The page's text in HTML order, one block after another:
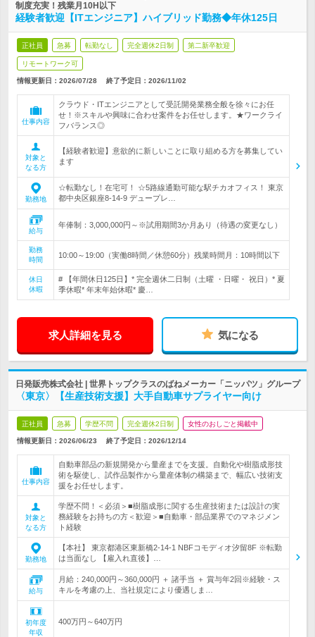
制度充実！残業月10H以下
経験者歓迎【ITエンジニア】ハイブリッド勤務◆年休125日
正社員 急募 転勤なし 完全週休2日制 第二新卒歓迎
リモートワーク可
情報更新日：2026/07/28 終了予定日： 2026/11/02
仕事内容
クラウド・ITエンジニアとして受託開発業務全般を徐々にお任
せ！※スキルや興味に合わせ案件をお任せします。★ワークライ
フバランス◎
対象と
なる方
【経験者歓迎】意欲的に新しいことに取り組める方を募集してい
ます
勤務地
☆転勤なし！在宅可！ ☆5路線通勤可能な駅チカオフィス！ 東京
都中央区銀座8-14-9 デュープレ…
給与
年俸制：3,000,000円～※試用期間3か月あり（待遇の変更なし）
勤務
時間
10:00～19:00（実働8時間／休憩60分）残業時間月：10時間以下
休日
休暇
# 【年間休日125日】* 完全週休二日制（土曜 ・日曜・ 祝日）* 夏
季休暇* 年末年始休暇* 慶…
求人詳細を見る 気になる
日発販売株式会社 | 世界トップクラスのばねメーカー「ニッパツ」グループ
〈東京〉【生産技術支援】大手自動車サプライヤー向け
正社員 急募 学歴不問 完全週休2日制 女性のおしごと掲載中
情報更新日：2026/06/23 終了予定日： 2026/12/14
仕事内容
自動車部品の新規開発から量産までを支援。自動化や樹脂成形技
術を駆使し、試作品製作から量産体制の構築まで、幅広い技術支
援をお任せします。
対象と
なる方
学歴不問！＜必須＞■樹脂成形に関する生産技術または設計の実
務経験をお持ちの方＜歓迎＞■自動車・部品業界でのマネジメン
ト経験
勤務地
【本社】 東京都港区東新橋2-14-1 NBFコモディオ汐留8F ※転勤
は当面なし 【雇入れ直後】…
給与
月給：240,000円～360,000円 ＋ 諸手当 ＋ 賞与年2回※経験・ス
キルを考慮の上、当社規定により優遇しま…
初年度
年収
400万円～640万円